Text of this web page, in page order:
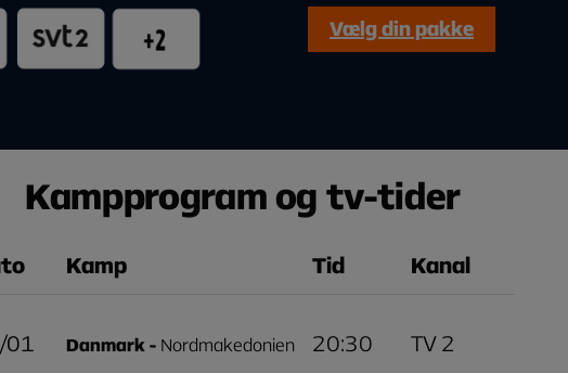
Vælg din pakke
Kampprogram og tv-tider
Kamp Tid Kanal
01 Danmark - Nordmakedonien 20:30 TV 2